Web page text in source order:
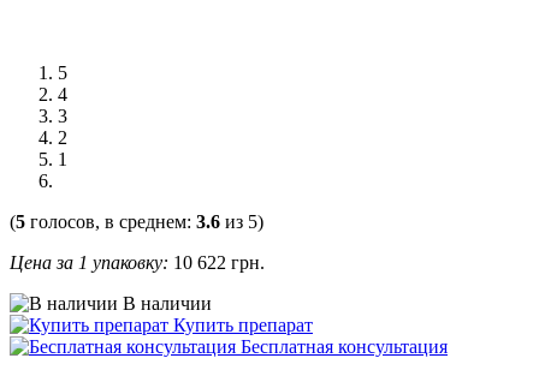
5
4
3
2
1
(5 голосов, в среднем: 3.6 из 5)
Цена за 1 упаковку: 10 622 грн.
В наличии
Купить препарат
Бесплатная консультация